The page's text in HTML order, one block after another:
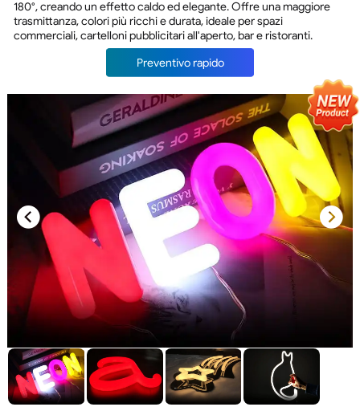
180°, creando un effetto caldo ed elegante. Offre una maggiore
trasmittanza, colori più ricchi e durata, ideale per spazi
commerciali, cartelloni pubblicitari all'aperto, bar e ristoranti.
Preventivo rapido